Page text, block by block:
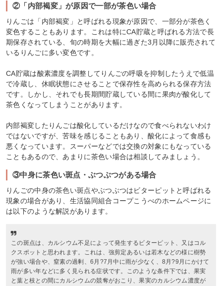
②「内部褐変」が原因で一部が茶色い場合
りんごは「内部褐変」と呼ばれる現象が原因で、一部分が茶色く
変色することもあります。これは特にCA貯蔵と呼ばれる方法で長
期保存されている、旬の時期を大幅に過ぎた3月以降に販売されて
いるりんごに多い変色です。
CA貯蔵は酸素濃度を調整してりんごの呼吸を抑制したうえで低温
で冷蔵し、休眠状態にさせることで保存性を高められる保存方法
です。しかし、それでも長期間貯蔵している間に果肉が酸化して
茶色くなってしまうことがあります。
内部褐変したりんごは酸化しているだけなので食べられないわけ
ではないですが、苦味を感じることもあり、酸化によって食感も
悪くなっています。スーパーなどでは交換の対象にもなっている
こともあるので、あまりに茶色い場合は相談してみましょう。
③中身に茶色い斑点・ぶつぶつがある場合
りんごの中身の茶色い斑点やぶつぶつはビターピットと呼ばれる
現象の場合があり、生活協同組合コープこうべのホームページに
は以下のような解説があります。
この斑点は、カルシウム不足によって発生するビターピット、又はコル
クスポットと思われます。これは、強剪定あるいは若木などの様に樹勢
が強い場合や、窒素の過剰、6月?7月中に雨が少なく、8月?9月にかけて
雨が多い年などに多く見られる症状です。このような条件下では、果実
と葉と枝との間にカルシウムの競奪がおこり、果実のカルシウム濃度が